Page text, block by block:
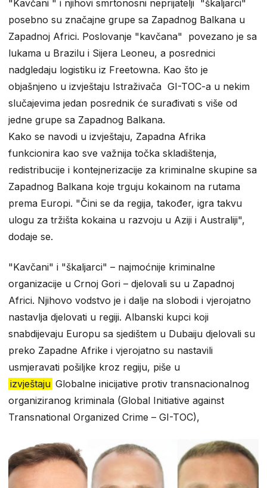
"Kavčani " i njihovi smrtonosni neprijatelji "škaljarci"
posebno su značajne grupe sa Zapadnog Balkana u
Zapadnoj Africi. Poslovanje "kavčana" povezano je sa
lukama u Brazilu i Sijera Leoneu, a posrednici
nadgledaju logistiku iz Freetowna. Kao što je
objašnjeno u izvještaju Istraživača GI-TOC-a u nekim
slučajevima jedan posrednik će surađivati s više od
jedne grupe sa Zapadnog Balkana.
Kako se navodi u izvještaju, Zapadna Afrika
funkcionira kao sve važnija točka skladištenja,
redistribucije i kontejnerizacije za kriminalne skupine sa
Zapadnog Balkana koje trguju kokainom na rutama
prema Europi. "Čini se da regija, također, igra takvu
ulogu za tržišta kokaina u razvoju u Aziji i Australiji",
dodaje se.
"Kavčani" i "škaljarci" – najmoćnije kriminalne
organizacije u Crnoj Gori – djelovali su u Zapadnoj
Africi. Njihovo vodstvo je i dalje na slobodi i vjerojatno
nastavlja djelovati u regiji. Albanski kupci koji
snabdijevaju Europu sa sjedištem u Dubaiju djelovali su
preko Zapadne Afrike i vjerojatno su nastavili
usmjeravati pošiljke kroz regiju, piše u
izvještaju Globalne inicijative protiv transnacionalnog
organiziranog kriminala (Global Initiative against
Transnational Organized Crime – GI-TOC),